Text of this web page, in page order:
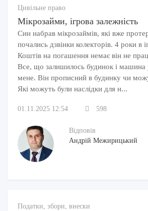
Цивільне право
Мікрозайми, ігрова залежність
Син набрав мікрозаймів, які вже
почались дзвінки колекторів. 4 роки в
Коштів на погашення немає він не
Все, що залишилось будинок і машина
мене. Він прописний в будинку чи
Які можуть були наслідки для н...
01.11.2025 12:54 598
Відповів
Андрій Межирицький
Податки, збори, внески